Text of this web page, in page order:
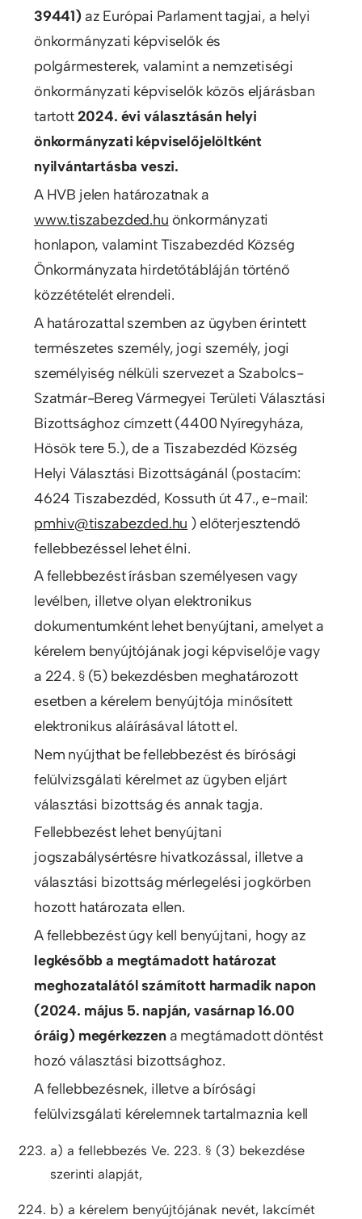
39441)az Európai Parlament tagjai, a helyi
önkormányzati képviselők és
polgármesterek, valamint a nemzetiségi
önkormányzati képviselők közös eljárásban
tartott2024. évi választásán helyi
önkormányzati képviselőjelöltként
nyilvántartásba veszi.
A HVB jelen határozatnak a
www.tiszabezded.hu önkormányzati
honlapon, valamint Tiszabezdéd Község
Önkormányzata hirdetőtábláján történő
közzétételét elrendeli.
A határozattal szemben az ügyben érintett
természetes személy, jogi személy, jogi
személyiség nélküli szervezet a Szabolcs-
Szatmár-Bereg Vármegyei Területi Választási
Bizottsághoz címzett (4400 Nyíregyháza,
Hösök tere 5.), de a Tiszabezdéd Község
Helyi Választási Bizottságánál (postacím:
4624 Tiszabezdéd, Kossuth út 47., e-mail:
pmhiv@tiszabezded.hu ) előterjesztendő
fellebbezéssel lehet élni.
A fellebbezést írásban személyesen vagy
levélben, illetve olyan elektronikus
dokumentumként lehet benyújtani, amelyet a
kérelem benyújtójának jogi képviselője vagy
a 224. § (5) bekezdésben meghatározott
esetben a kérelem benyújtója minősített
elektronikus aláírásával látott el.
Nem nyújthat be fellebbezést és bírósági
felülvizsgálati kérelmet az ügyben eljárt
választási bizottság és annak tagja.
Fellebbezést lehet benyújtani
jogszabálysértésre hivatkozással, illetve a
választási bizottság mérlegelési jogkörben
hozott határozata ellen.
A fellebbezést úgy kell benyújtani, hogy az
legkésőbb a megtámadott határozat
meghozatalától számított harmadik napon
(2024. május 5. napján, vasárnap 16.00
óráig) megérkezzena megtámadott döntést
hozó választási bizottsághoz.
A fellebbezésnek, illetve a bírósági
felülvizsgálati kérelemnek tartalmaznia kell
a) a fellebbezés Ve. 223. § (3) bekezdése
szerinti alapját,
b) a kérelem benyújtójának nevét, lakcímét